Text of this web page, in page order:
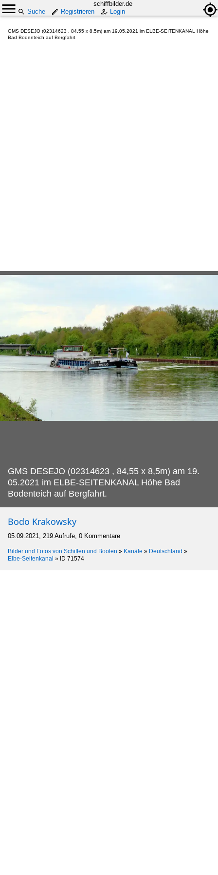
schiffbilder.de
Suche
Registrieren Login
GMS DESEJO (02314623 , 84,55 x 8,5m) am 19.05.2021 im ELBE-SEITENKANAL Höhe
Bad Bodenteich auf Bergfahrt
GMS DESEJO (02314623 , 84,55 x 8,5m) am 19.
05.2021 im ELBE-SEITENKANAL Höhe Bad
Bodenteich auf Bergfahrt.
Bodo Krakowsky
05.09.2021, 219 Aufrufe, 0 Kommentare
Bilder und Fotos von Schiffen und Booten » Kanäle » Deutschland »
Elbe-Seitenkanal » ID 71574